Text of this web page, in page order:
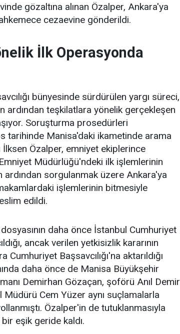
gözaltına alınan Özalper, Ankara'ya
cezaevine gönderildi.
İlk Operasyonda
bünyesinde sürdürülen yargı süreci,
ardından teşkilatlara yönelik gerçekleşen
Soruşturma prosedürleri
tarihinde Manisa'daki ikametinde arama
İlksen Özalper, emniyet ekiplerince
Müdürlüğü'ndeki ilk işlemlerinin
ardından sorgulanmak üzere Ankara'ya
işlemlerinin bitmesiyle
edildi.
daha önce İstanbul Cumhuriyet
ancak verilen yetkisizlik kararının
Cumhuriyet Başsavcılığı'na aktarıldığı
daha önce de Manisa Büyükşehir
Demirhan Gözaçan, şoförü Anıl Demir
Müdürü Cem Yüzer aynı suçlamalarla
Özalper'in de tutuklanmasıyla
eşik geride kaldı.